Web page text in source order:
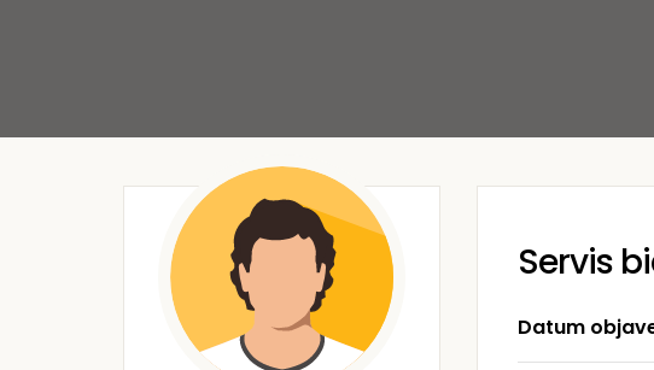
Servis
Datum